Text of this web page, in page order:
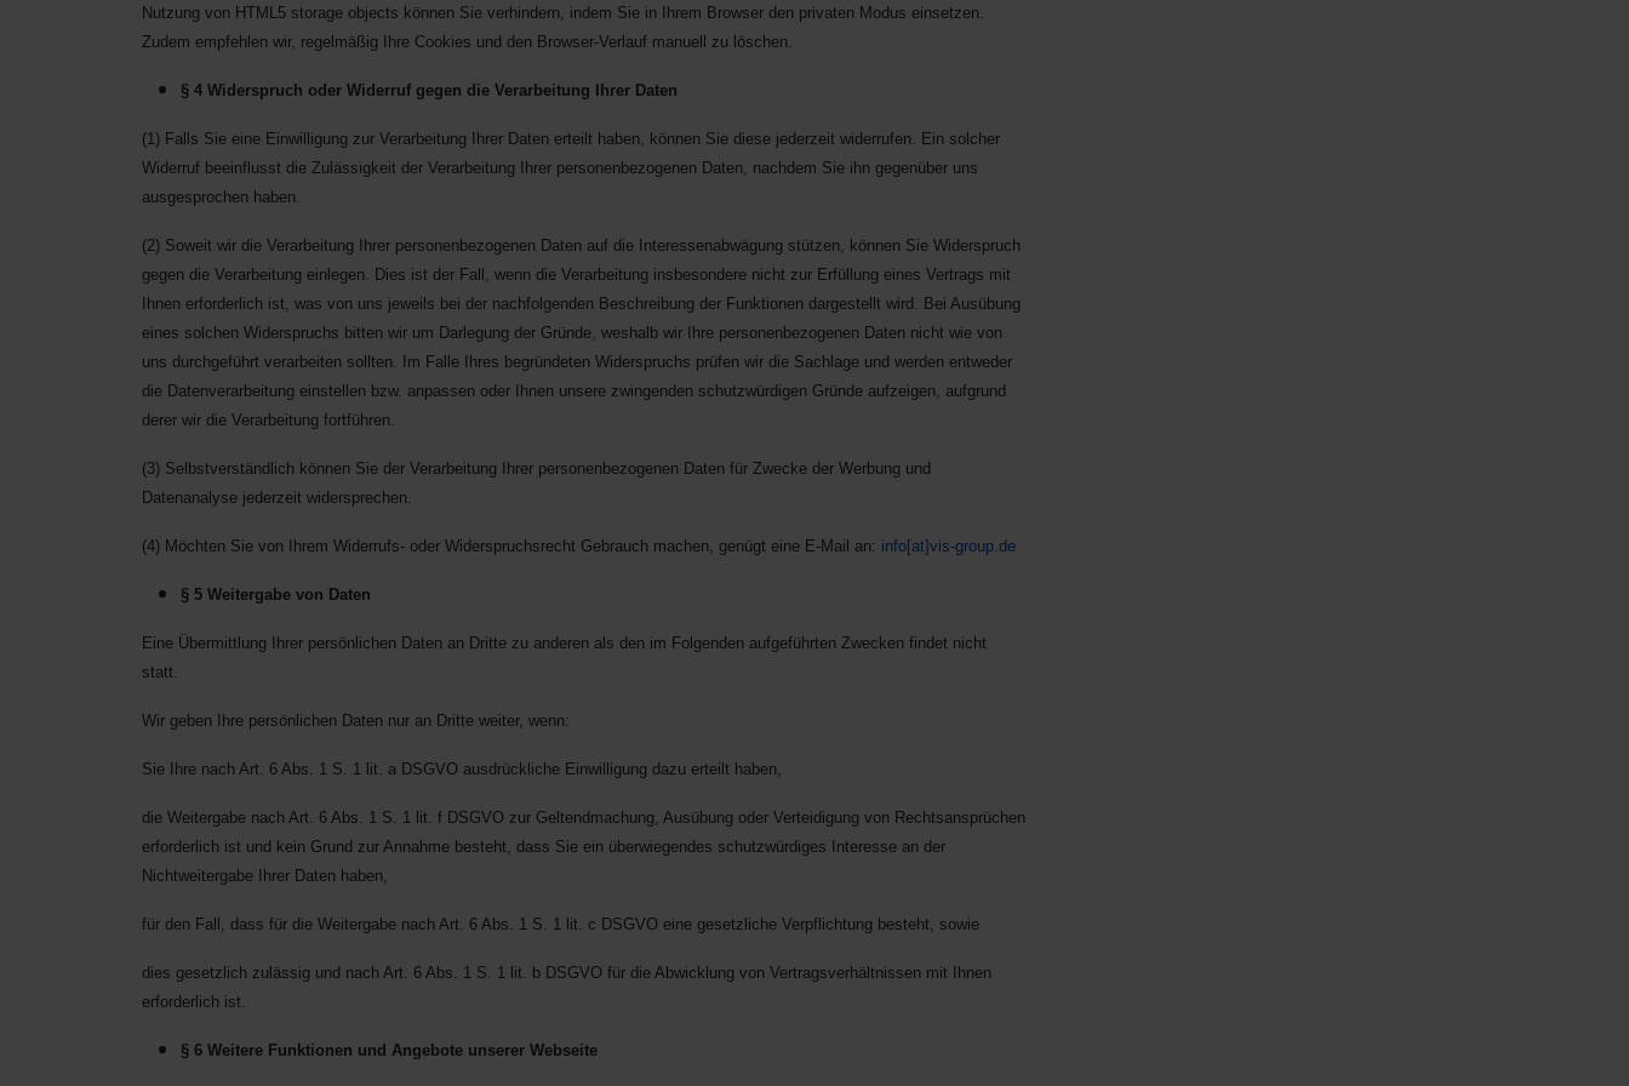
Nutzung von HTML5 storage objects können Sie verhindern, indem Sie in Ihrem Browser den privaten Modus einsetzen.
Zudem empfehlen wir, regelmäßig Ihre Cookies und den Browser-Verlauf manuell zu löschen.
§ 4 Widerspruch oder Widerruf gegen die Verarbeitung Ihrer Daten
(1) Falls Sie eine Einwilligung zur Verarbeitung Ihrer Daten erteilt haben, können Sie diese jederzeit widerrufen. Ein solcher
Widerruf beeinflusst die Zulässigkeit der Verarbeitung Ihrer personenbezogenen Daten, nachdem Sie ihn gegenüber uns
ausgesprochen haben.
(2) Soweit wir die Verarbeitung Ihrer personenbezogenen Daten auf die Interessenabwägung stützen, können Sie Widerspruch
gegen die Verarbeitung einlegen. Dies ist der Fall, wenn die Verarbeitung insbesondere nicht zur Erfüllung eines Vertrags mit
Ihnen erforderlich ist, was von uns jeweils bei der nachfolgenden Beschreibung der Funktionen dargestellt wird. Bei Ausübung
eines solchen Widerspruchs bitten wir um Darlegung der Gründe, weshalb wir Ihre personenbezogenen Daten nicht wie von
uns durchgeführt verarbeiten sollten. Im Falle Ihres begründeten Widerspruchs prüfen wir die Sachlage und werden entweder
die Datenverarbeitung einstellen bzw. anpassen oder Ihnen unsere zwingenden schutzwürdigen Gründe aufzeigen, aufgrund
derer wir die Verarbeitung fortführen.
(3) Selbstverständlich können Sie der Verarbeitung Ihrer personenbezogenen Daten für Zwecke der Werbung und
Datenanalyse jederzeit widersprechen.
(4) Möchten Sie von Ihrem Widerrufs- oder Widerspruchsrecht Gebrauch machen, genügt eine E-Mail an: info[at]vis-group.de
§ 5 Weitergabe von Daten
Eine Übermittlung Ihrer persönlichen Daten an Dritte zu anderen als den im Folgenden aufgeführten Zwecken findet nicht
statt.
Wir geben Ihre persönlichen Daten nur an Dritte weiter, wenn:
Sie Ihre nach Art. 6 Abs. 1 S. 1 lit. a DSGVO ausdrückliche Einwilligung dazu erteilt haben,
die Weitergabe nach Art. 6 Abs. 1 S. 1 lit. f DSGVO zur Geltendmachung, Ausübung oder Verteidigung von Rechtsansprüchen
erforderlich ist und kein Grund zur Annahme besteht, dass Sie ein überwiegendes schutzwürdiges Interesse an der
Nichtweitergabe Ihrer Daten haben,
für den Fall, dass für die Weitergabe nach Art. 6 Abs. 1 S. 1 lit. c DSGVO eine gesetzliche Verpflichtung besteht, sowie
dies gesetzlich zulässig und nach Art. 6 Abs. 1 S. 1 lit. b DSGVO für die Abwicklung von Vertragsverhältnissen mit Ihnen
erforderlich ist.
§ 6 Weitere Funktionen und Angebote unserer Webseite